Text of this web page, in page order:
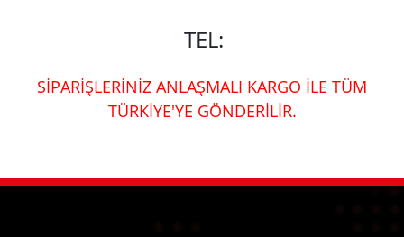
TEL:
SİPARİŞLERİNİZ ANLAŞMALI KARGO İLE TÜM
TÜRKİYE'YE GÖNDERİLİR.